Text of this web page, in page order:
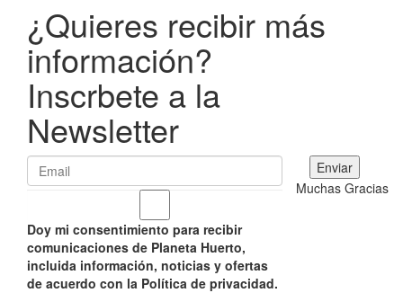
¿Quieres recibir más
información?
Inscrbete a la
Newsletter
Doy mi consentimiento para recibir
comunicaciones de Planeta Huerto,
incluida información, noticias y ofertas
de acuerdo con la Política de privacidad.
Muchas Gracias